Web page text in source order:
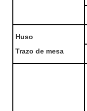
Huso
Trazo de mesa